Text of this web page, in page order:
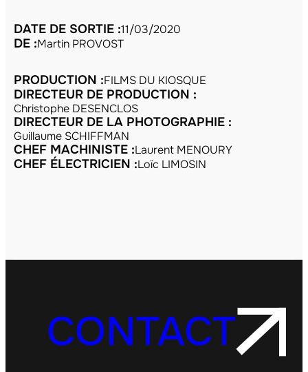
DATE DE SORTIE :11/03/2020
DE :Martin PROVOST
PRODUCTION :FILMS DU KIOSQUE
DIRECTEUR DE PRODUCTION :
Christophe DESENCLOS
DIRECTEUR DE LA PHOTOGRAPHIE :
Guillaume SCHIFFMAN
CHEF MACHINISTE :Laurent MENOURY
CHEF ÉLECTRICIEN :Loïc LIMOSIN
CONTACT